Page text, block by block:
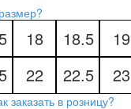
18 18.5 19
22 22.5 23
заказать в розницу?